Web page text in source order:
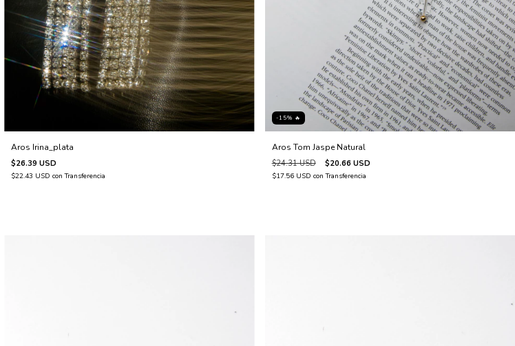
Aros Irina_plata
$26.39 USD
$22.43 USDcon Transferencia
-15% 🔥
Aros Tom Jaspe Natural
$24.31 USD $20.66 USD
$17.56 USD con Transferencia